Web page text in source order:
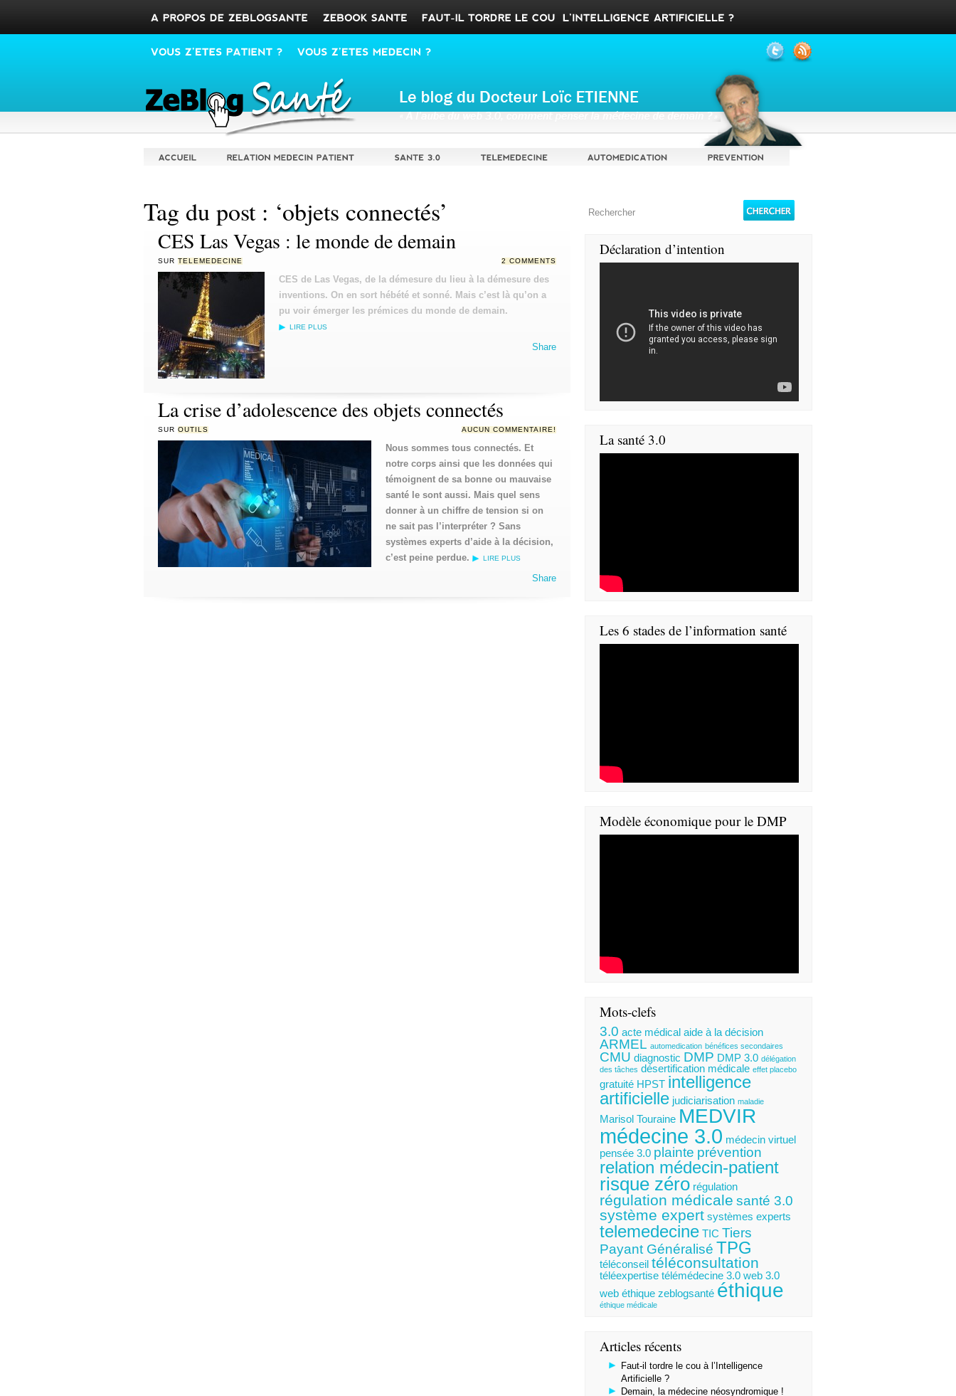
Tag du post : ‘objets connectés’
CES Las Vegas : le monde de demain
SUR TELEMEDECINE 2 COMMENTS
CES de Las Vegas, de la démesure du lieu à la démesure des
inventions. On en sort hébété et sonné. Mais c’est là qu’on a
pu voir émerger les prémices du monde de demain.
LIRE PLUS
Share
La crise d’adolescence des objets connectés
SUR OUTILS AUCUN COMMENTAIRE!
Nous sommes tous connectés. Et
notre corps ainsi que les données qui
témoignent de sa bonne ou mauvaise
santé le sont aussi. Mais quel sens
donner à un chiffre de tension si on
ne sait pas l’interpréter ? Sans
systèmes experts d’aide à la décision,
c’est peine perdue.
LIRE PLUS
Share
Déclaration d’intention
La santé 3.0
Les 6 stades de l’information santé
Modèle économique pour le DMP
Mots-clefs
3.0 acte médical aide à la décision
ARMEL automedication bénéfices secondaires
CMU diagnostic DMP DMP 3.0 délégation
des tâches désertification médicale effet placebo
gratuité HPST intelligence
artificielle judiciarisation maladie
Marisol Touraine MEDVIR
médecine 3.0 médecin virtuel
pensée 3.0 plainte prévention
relation médecin-patient
risque zéro régulation
régulation médicale santé 3.0
système expert systèmes experts
telemedecine TIC Tiers
Payant Généralisé TPG
téléconseil téléconsultation
téléexpertise télémédecine 3.0 web 3.0
web éthique zeblogsanté éthique
éthique médicale
Articles récents
Faut-il tordre le cou à l’Intelligence
Artificielle ?
Demain, la médecine néosyndromique !